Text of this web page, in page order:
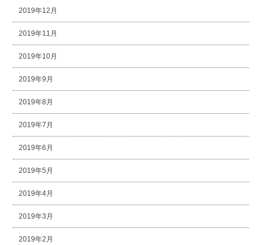
2019年12月
2019年11月
2019年10月
2019年9月
2019年8月
2019年7月
2019年6月
2019年5月
2019年4月
2019年3月
2019年2月